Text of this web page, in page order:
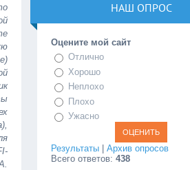
НАШ ОПРОС
Оцените мой сайт
Отлично
Хорошо
Неплохо
Плохо
Ужасно
Результаты |Архив опросов
Всего ответов:438